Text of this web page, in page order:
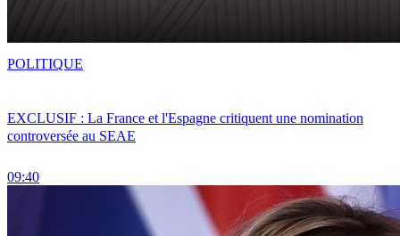
EXCLUSIF : La France et l'Espagne critiquent une nomination
controversée au SEAE
09:40
POLITIQUE